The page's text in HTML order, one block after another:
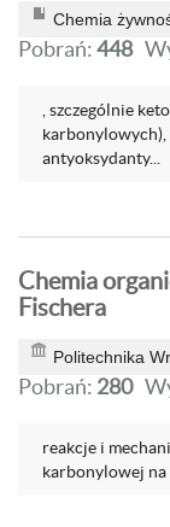
Chemia
Pobrań:448
, szczególnie
karbonylowych),
antyoksydanty...
Chemia
Fischera
Politechnika
Pobrań: 280
reakcje i
karbonylowej na